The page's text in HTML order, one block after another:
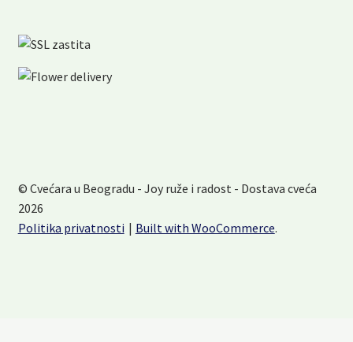
© Cvećara u Beogradu - Joy ruže i radost - Dostava cveća
2026
Politika privatnosti
Built with WooCommerce.